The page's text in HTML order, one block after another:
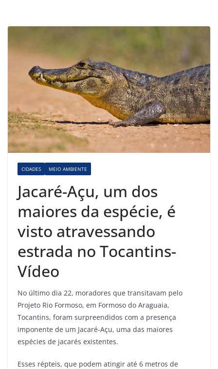
CIDADES MEIO AMBIENTE
Jacaré-Açu, um dos
maiores da espécie, é
visto atravessando
estrada no Tocantins-
Vídeo
No último dia 22, moradores que transitavam pelo
Projeto Rio Formoso, em Formoso do Araguaia,
Tocantins, foram surpreendidos com a presença
imponente de um Jacaré-Açu, uma das maiores
espécies de jacarés existentes.
Esses répteis, que podem atingir até 6 metros de